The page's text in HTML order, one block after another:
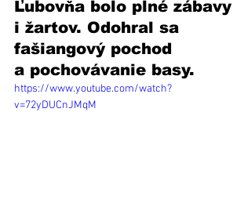
Ľubovňa bolo plné zábavy
i žartov. Odohral sa
fašiangový pochod
a pochovávanie basy.
https://www.youtube.com/watch?
v=72yDUCnJMqM